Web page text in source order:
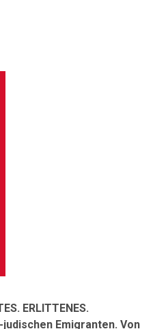
ERLITTENES.
Emigranten. Von